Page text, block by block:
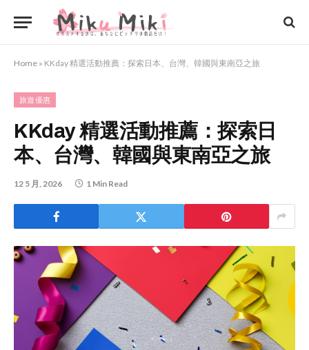
Home » KKday 精選活動推薦：探索日本、台灣、韓國與東南亞之旅
旅遊優惠
KKday 精選活動推薦：探索日
本、台灣、韓國與東南亞之旅
12 5 月, 2026 1 Min Read